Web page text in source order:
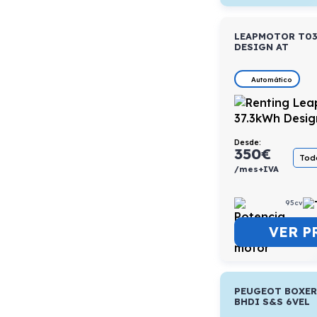
LEAPMOTOR
DESIGN AT
Automático
Desde:
350€
/mes+IVA
95cv
VER
PEUGEOT
BHDI S&S 6VEL